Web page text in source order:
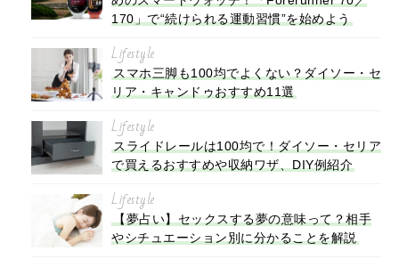
170」で“続けられる運動習慣”を始めよう
Lifestyle
スマホ三脚も100均でよくない？ダイソー・セ
リア・キャンドゥおすすめ11選
Lifestyle
スライドレールは100均で！ダイソー・セリア
で買えるおすすめや収納ワザ、DIY例紹介
Lifestyle
【夢占い】セックスする夢の意味って？相手
やシチュエーション別に分かることを解説